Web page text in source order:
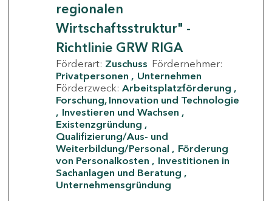
regionalen
Wirtschaftsstruktur" -
Richtlinie GRW RIGA
Förderart: Zuschuss Fördernehmer:
Privatpersonen
Unternehmen
Förderzweck: Arbeitsplatzförderung
Forschung, Innovation und Technologie
Investieren und Wachsen
Existenzgründung
Qualifizierung/Aus- und
Weiterbildung/Personal
Förderung
von Personalkosten
Investitionen in
Sachanlagen und Beratung
Unternehmensgründung